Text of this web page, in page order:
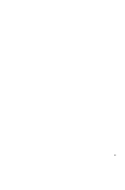
.